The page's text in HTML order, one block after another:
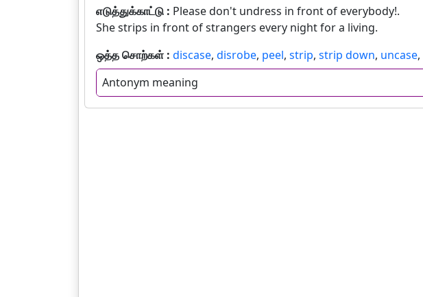
எடுத்துக்காட்டு : Please don't undress in front of everybody!.
She strips in front of strangers every night for a living.
ஒத்த சொற்கள் : discase, disrobe, peel, strip, strip down, uncase,
Antonym meaning